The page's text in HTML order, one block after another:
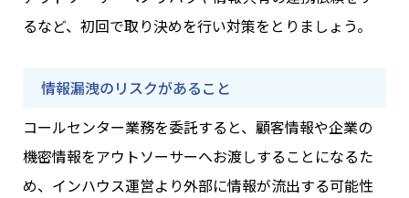
るなど、初回で取り決めを行い対策をとりましょう。
情報漏洩のリスクがあること
コールセンター業務を委託すると、顧客情報や企業の
機密情報をアウトソーサーへお渡しすることになるた
め、インハウス運営より外部に情報が流出する可能性